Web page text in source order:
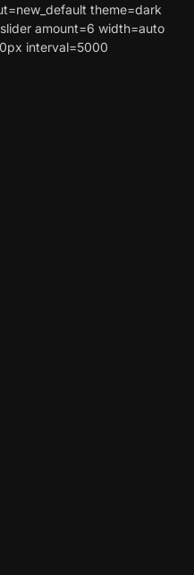
theme=dark
amount=6 width=auto
interval=5000